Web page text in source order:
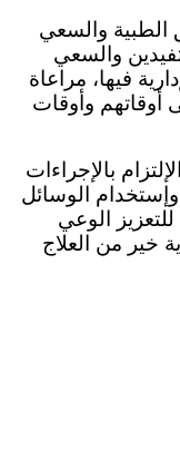
الطبية والسعي
والسعي
فيها، مراعاة
وأوقات
بالإجراءات
وإستخدام الوسائل
الوعي
خير من العلاج